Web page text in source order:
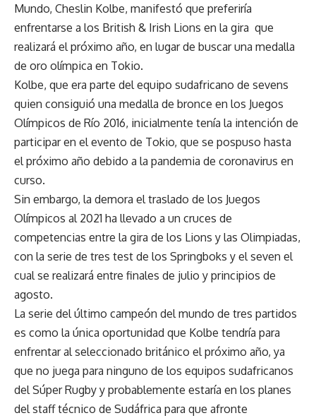
Mundo, Cheslin Kolbe, manifestó que preferiría
enfrentarse a los British & Irish Lions en la gira que
realizará el próximo año, en lugar de buscar una medalla
de oro olímpica en Tokio.
Kolbe, que era parte del equipo sudafricano de sevens
quien consiguió una medalla de bronce en los Juegos
Olímpicos de Río 2016, inicialmente tenía la intención de
participar en el evento de Tokio, que se pospuso hasta
el próximo año debido a la pandemia de coronavirus en
curso.
Sin embargo, la demora el traslado de los Juegos
Olímpicos al 2021 ha llevado a un cruces de
competencias entre la gira de los Lions y las Olimpiadas,
con la serie de tres test de los Springboks y el seven el
cual se realizará entre finales de julio y principios de
agosto.
La serie del último campeón del mundo de tres partidos
es como la única oportunidad que Kolbe tendría para
enfrentar al seleccionado británico el próximo año, ya
que no juega para ninguno de los equipos sudafricanos
del Súper Rugby y probablemente estaría en los planes
del staff técnico de Sudáfrica para que afronte